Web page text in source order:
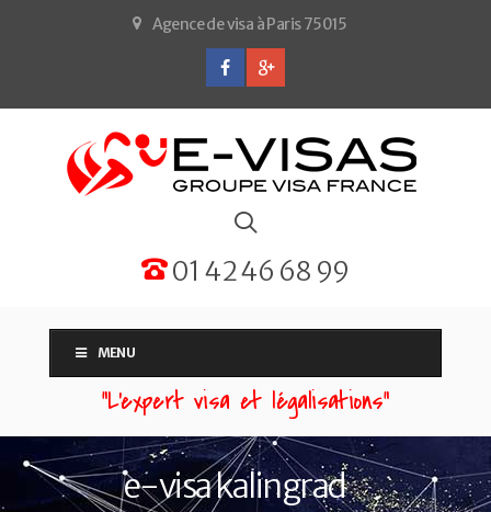
Agence de visa à Paris 75015
01 42 46 68 99
MENU
“L'expert visa et légalisations”
e-visa kalingrad